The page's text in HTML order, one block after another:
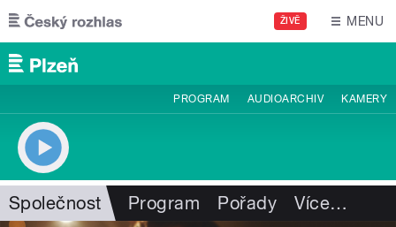
Přejít k hlavnímu obsahu
ŽIVĚ MENU
PROGRAM AUDIOARCHIV KAMERY
Společnost Program Pořady Více…